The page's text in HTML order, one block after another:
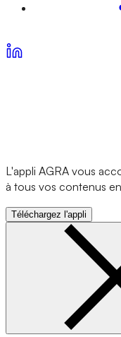
L'appli AGRA vous
à tous vos contenus
Téléchargez l'appli